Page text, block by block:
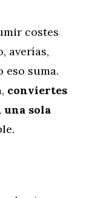
costes
averías,
eso suma.
conviertes
una sola